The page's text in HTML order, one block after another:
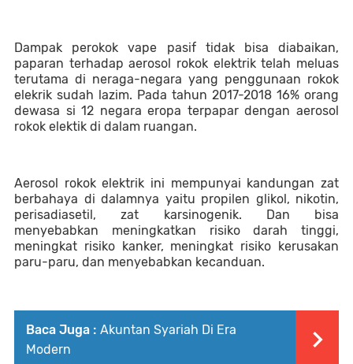
Dampak perokok vape pasif tidak bisa diabaikan,
paparan terhadap aerosol rokok elektrik telah meluas
terutama di neraga-negara yang penggunaan rokok
elekrik sudah lazim. Pada tahun 2017-2018 16% orang
dewasa si 12 negara eropa terpapar dengan aerosol
rokok elektik di dalam ruangan.
Aerosol rokok elektrik ini mempunyai kandungan zat
berbahaya di dalamnya yaitu propilen glikol, nikotin,
perisadiasetil, zat karsinogenik. Dan bisa
menyebabkan meningkatkan risiko darah tinggi,
meningkat risiko kanker, meningkat risiko kerusakan
paru-paru, dan menyebabkan kecanduan.
Baca Juga : Akuntan Syariah Di Era
Modern